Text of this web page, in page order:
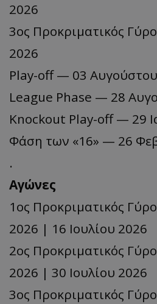
2026
3ος Προκριματικός
2026
Play-off — 03
League Phase — 28
Knockout Play-off — 29
Φάση των «16» — 26
.
Αγώνες
1ος Προκριματικός
2026 | 16 Ιουλίου 2026
2ος Προκριματικός
2026 | 30 Ιουλίου 2026
3ος Προκριματικός